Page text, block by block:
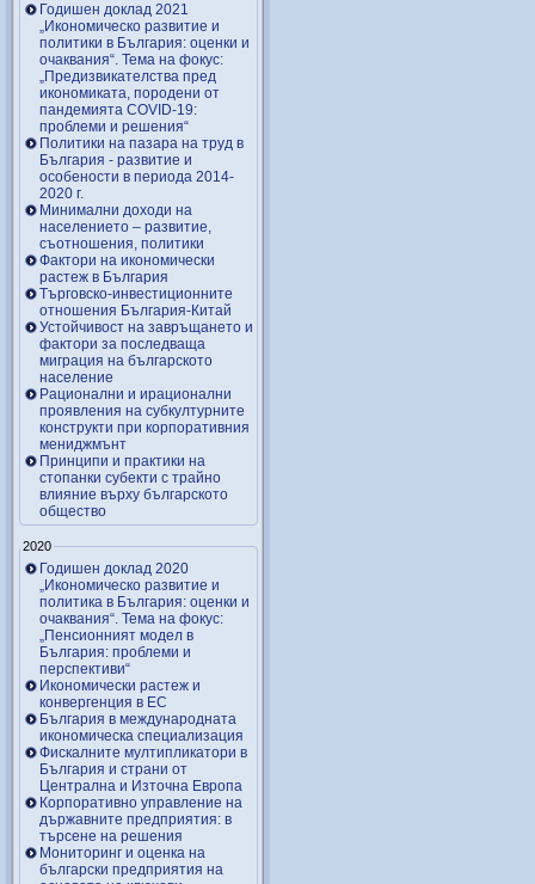
Годишен доклад 2021
„Икономическо развитие и
политики в България: оценки и
очаквания“. Тема на фокус:
„Предизвикателства пред
икономиката, породени от
пандемията COVID-19:
проблеми и решения“
Политики на пазара на труд в
България - развитие и
особености в периода 2014-
2020 г.
Минимални доходи на
населението – развитие,
съотношения, политики
Фактори на икономически
растеж в България
Търговско-инвестиционните
отношения България-Китай
Устойчивост на завръщането и
фактори за последваща
миграция на българското
население
Рационални и ирационални
проявления на субкултурните
конструкти при корпоративния
мениджмънт
Принципи и практики на
стопанки субекти с трайно
влияние върху българското
общество
2020
Годишен доклад 2020
„Икономическо развитие и
политика в България: оценки и
очаквания“. Тема на фокус:
„Пенсионният модел в
България: проблеми и
перспективи“
Икономически растеж и
конвергенция в ЕС
България в международната
икономическа специализация
Фискалните мултипликатори в
България и страни от
Централна и Източна Европа
Корпоративно управление на
държавните предприятия: в
търсене на решения
Мониторинг и оценка на
български предприятия на